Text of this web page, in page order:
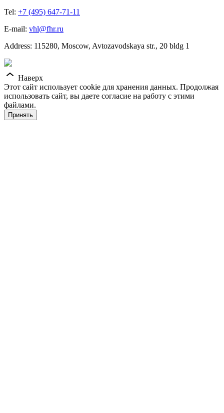
Tel: +7 (495) 647-71-11
E-mail: vhl@fhr.ru
Address: 115280, Moscow, Avtozavodskaya str., 20 bldg 1
Наверх
Этот сайт использует cookie для хранения данных. Продолжая
использовать сайт, вы даете согласие на работу с этими
файлами.
Принять